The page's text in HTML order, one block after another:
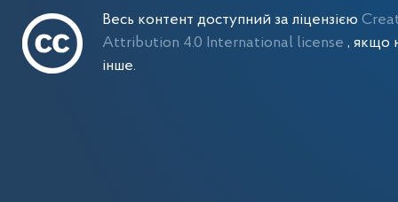
Весь контент доступний за ліцензією
Attribution 4.0 International license , якщо
інше.